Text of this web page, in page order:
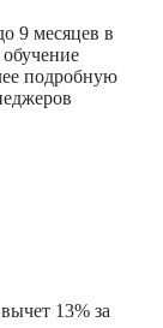
9 месяцев в
подробную
13% за